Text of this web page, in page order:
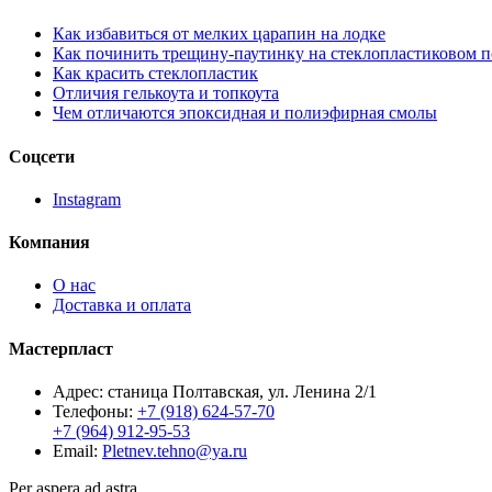
Как избавиться от мелких царапин на лодке
Как починить трещину-паутинку на стеклопластиковом
Как красить стеклопластик
Отличия гелькоута и топкоута
Чем отличаются эпоксидная и полиэфирная смолы
Соцсети
Instagram
Компания
О нас
Доставка и оплата
Мастерпласт
Адрес: станица Полтавская, ул. Ленина 2/1
Телефоны: +7 (918) 624-57-70
+7 (964) 912-95-53
Email: Pletnev.tehno@ya.ru
Per aspera ad astra